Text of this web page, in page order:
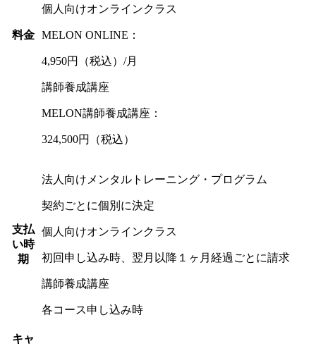
料金
個人向けオンラインクラス
MELON ONLINE：
4,950円（税込）/月
講師養成講座
MELON講師養成講座：
324,500円（税込）
支払
い時
期
法人向けメンタルトレーニング・プログラム
契約ごとに個別に決定
個人向けオンラインクラス
初回申し込み時、翌月以降１ヶ月経過ごとに請求
講師養成講座
各コース申し込み時
キャ